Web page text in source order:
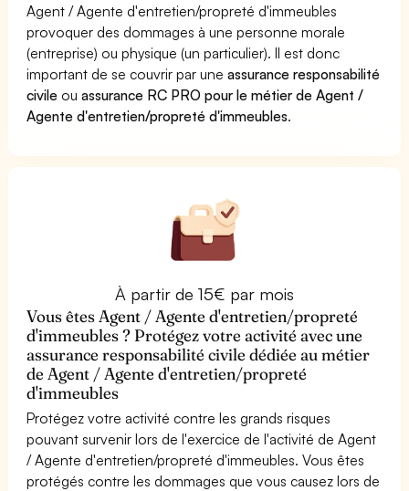
Agent / Agente d'entretien/propreté d'immeubles
provoquer des dommages à une personne morale
(entreprise) ou physique (un particulier). Il est donc
important de se couvrir par uneassurance responsabilité
civile ouassurance RC PRO pour le métier de Agent /
Agente d'entretien/propreté d'immeubles.
À partir de 15€ par mois
Vous êtes Agent / Agente d'entretien/propreté
d'immeubles ? Protégez votre activité avec une
assurance responsabilité civile dédiée au métier
de Agent / Agente d'entretien/propreté
d'immeubles
Protégez votre activité contre les grands risques
pouvant survenir lors de l'exercice de l'activité de Agent
/ Agente d'entretien/propreté d'immeubles. Vous êtes
protégés contre les dommages que vous causez lors de